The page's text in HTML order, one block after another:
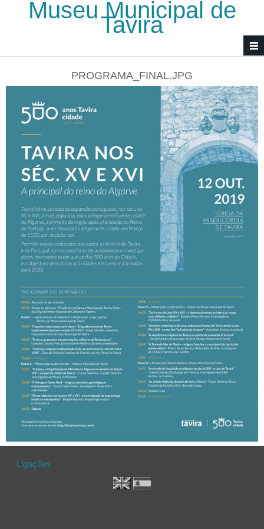
Passar para o conteúdo principal
Museu Municipal de
Tavira
PROGRAMA_FINAL.JPG
Ligações